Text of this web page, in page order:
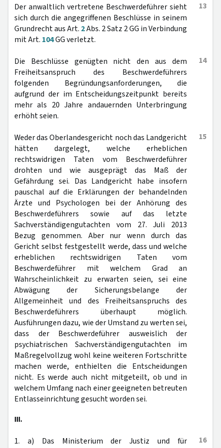
13
Der anwaltlich vertretene Beschwerdeführer sieht
sich durch die angegriffenen Beschlüsse in seinem
Grundrecht aus Art. 2Abs. 2 Satz 2 GG in Verbindung
mit Art. 104GG verletzt.
14
Die Beschlüsse genügten nicht den aus dem
Freiheitsanspruch des Beschwerdeführers
folgenden Begründungsanforderungen, die
aufgrund der im Entscheidungszeitpunkt bereits
mehr als 20 Jahre andauernden Unterbringung
erhöht seien.
15
Weder das Oberlandesgericht noch das Landgericht
hätten dargelegt, welche erheblichen
rechtswidrigen Taten vom Beschwerdeführer
drohten und wie ausgeprägt das Maß der
Gefährdung sei. Das Landgericht habe insofern
pauschal auf die Erklärungen der behandelnden
Ärzte und Psychologen bei der Anhörung des
Beschwerdeführers sowie auf das letzte
Sachverständigengutachten vom 27. Juli 2013
Bezug genommen. Aber nur wenn durch das
Gericht selbst festgestellt werde, dass und welche
erheblichen rechtswidrigen Taten vom
Beschwerdeführer mit welchem Grad an
Wahrscheinlichkeit zu erwarten seien, sei eine
Abwägung der Sicherungsbelange der
Allgemeinheit und des Freiheitsanspruchs des
Beschwerdeführers überhaupt möglich.
Ausführungen dazu, wie der Umstand zu werten sei,
dass der Beschwerdeführer ausweislich der
psychiatrischen Sachverständigengutachten im
Maßregelvollzug wohl keine weiteren Fortschritte
machen werde, enthielten die Entscheidungen
nicht. Es werde auch nicht mitgeteilt, ob und in
welchem Umfang nach einer geeigneten betreuten
Entlasseinrichtung gesucht worden sei.
III.
16
1. a) Das Ministerium der Justiz und für